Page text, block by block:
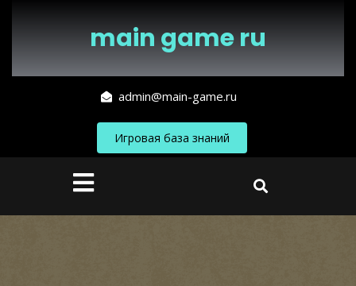
main game ru
admin@main-game.ru
Игровая база знаний
Кнопка
Открыть